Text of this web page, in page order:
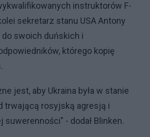
instruktorów F-
sekretarz stanu USA Antony
swoich duńskich i
którego kopię
jest, aby Ukraina była w stanie
trwającą rosyjską agresją i
suwerenności" - dodał Blinken.